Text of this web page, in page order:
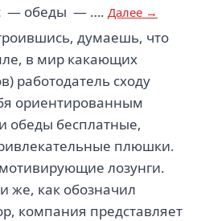
— обеды — …. Далее →
думаешь, что
в мир какающих
работодатель сходу
ориентированным
обеды бесплатные,
плюшки.
лозунги.
же, как обозначил
компания представляет